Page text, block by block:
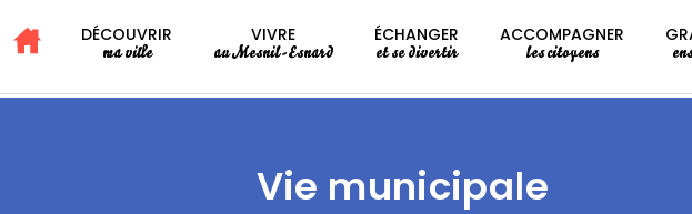
DÉCOUVRIR
ma ville
VIVRE
au Mesnil-Esnard
ÉCHANGER
et se divertir
ACCOMPAGNER
les citoyens
Vie municipale